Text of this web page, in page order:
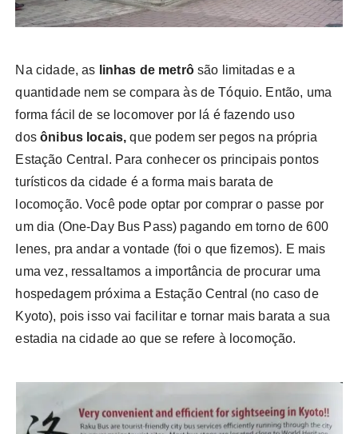
Na cidade, as linhas de metrôsão limitadas e a
quantidade nem se compara às de Tóquio. Então, uma
forma fácil de se locomover por lá é fazendo uso
dosônibus locais, que podem ser pegos na própria
Estação Central. Para conhecer os principais pontos
turísticos da cidade é a forma mais barata de
locomoção. Você pode optar por comprar o passe por
um dia (One-Day Bus Pass) pagando em torno de 600
Ienes, pra andar a vontade (foi o que fizemos). E mais
uma vez, ressaltamos a importância de procurar uma
hospedagem próxima a Estação Central (no caso de
Kyoto), pois isso vai facilitar e tornar mais barata a sua
estadia na cidade ao que se refere à locomoção.